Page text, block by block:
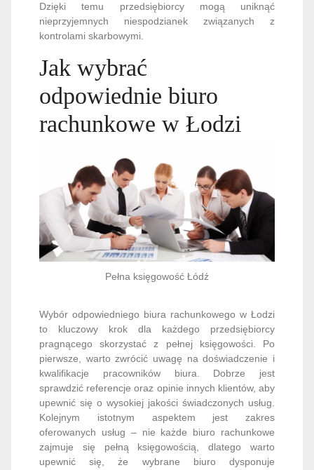
Dzięki temu przedsiębiorcy mogą uniknąć
nieprzyjemnych niespodzianek związanych z
kontrolami skarbowymi.
Jak wybrać
odpowiednie biuro
rachunkowe w Łodzi
Pełna księgowość Łódź
Wybór odpowiedniego biura rachunkowego w Łodzi
to kluczowy krok dla każdego przedsiębiorcy
pragnącego skorzystać z pełnej księgowości. Po
pierwsze, warto zwrócić uwagę na doświadczenie i
kwalifikacje pracowników biura. Dobrze jest
sprawdzić referencje oraz opinie innych klientów, aby
upewnić się o wysokiej jakości świadczonych usług.
Kolejnym istotnym aspektem jest zakres
oferowanych usług – nie każde biuro rachunkowe
zajmuje się pełną księgowością, dlatego warto
upewnić się, że wybrane biuro dysponuje